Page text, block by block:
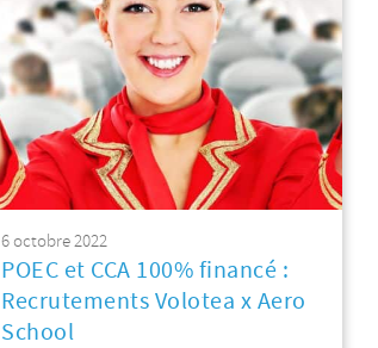
6 octobre 2022
POEC et CCA 100% financé :
Recrutements Volotea x Aero
School